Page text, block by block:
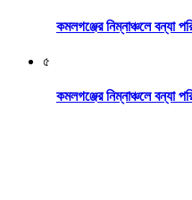
কমলগঞ্জের নিম্নাঞ্চলে বন্যা
৫
কমলগঞ্জের নিম্নাঞ্চলে বন্যা